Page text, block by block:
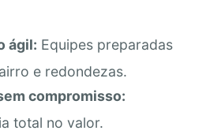
ágil: Equipes preparadas
e redondezas.
compromisso:
total no valor.